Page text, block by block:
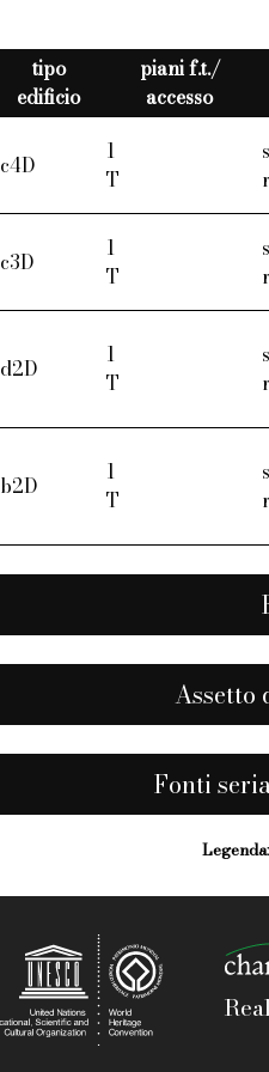
tipo
edificio
piani f.t./
accesso
c4D
1
T
c3D
1
T
d2D
1
T
b2D
1
T
Assetto
Fonti
Legenda